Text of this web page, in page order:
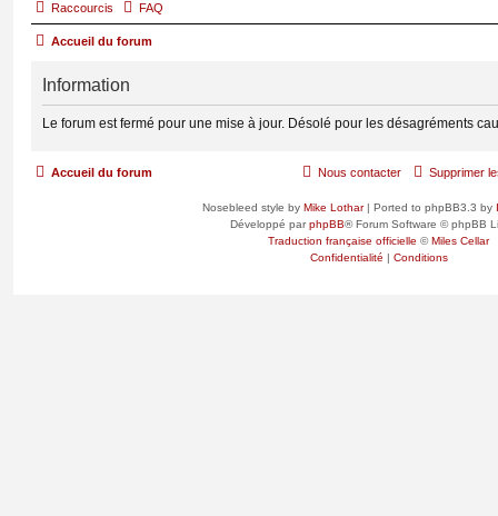
Raccourcis FAQ
Accueil du forum
Information
Le forum est fermé pour une mise à jour. Désolé pour les désagréments
Accueil du forum Supprimer
Nous contacter
Nosebleed style by Mike Lothar| Ported to phpBB3.3 by
Développé parphpBB® Forum Software © phpBB
Traduction française officielle ©Miles Cellar
Confidentialité | Conditions